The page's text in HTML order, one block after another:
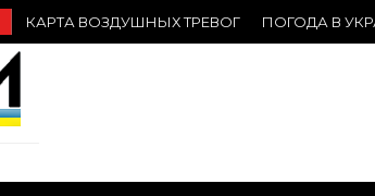
КАРТА ВОЗДУШНЫХ ТРЕВОГ ПОГОДА В